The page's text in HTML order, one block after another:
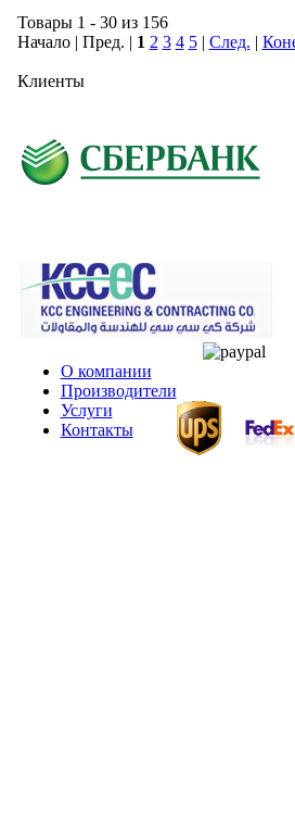
Товары 1 - 30 из 156
Начало | Пред. | 1 2 3 4 5| След. |
Клиенты
О компании
Производители
Услуги
Контакты